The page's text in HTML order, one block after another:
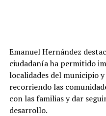
Emanuel Hernández
ciudadanía ha permitido
localidades del municipio
recorriendo las
con las familias y dar
desarrollo.